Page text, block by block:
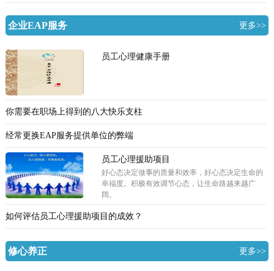
企业EAP服务 更多>>
员工心理健康手册
你需要在职场上得到的八大快乐支柱
经常更换EAP服务提供单位的弊端
员工心理援助项目
好心态决定做事的质量和效率，好心态决定生命的
幸福度。积极有效调节心态，让生命路越来越广
阔。
如何评估员工心理援助项目的成效？
修心养正 更多>>